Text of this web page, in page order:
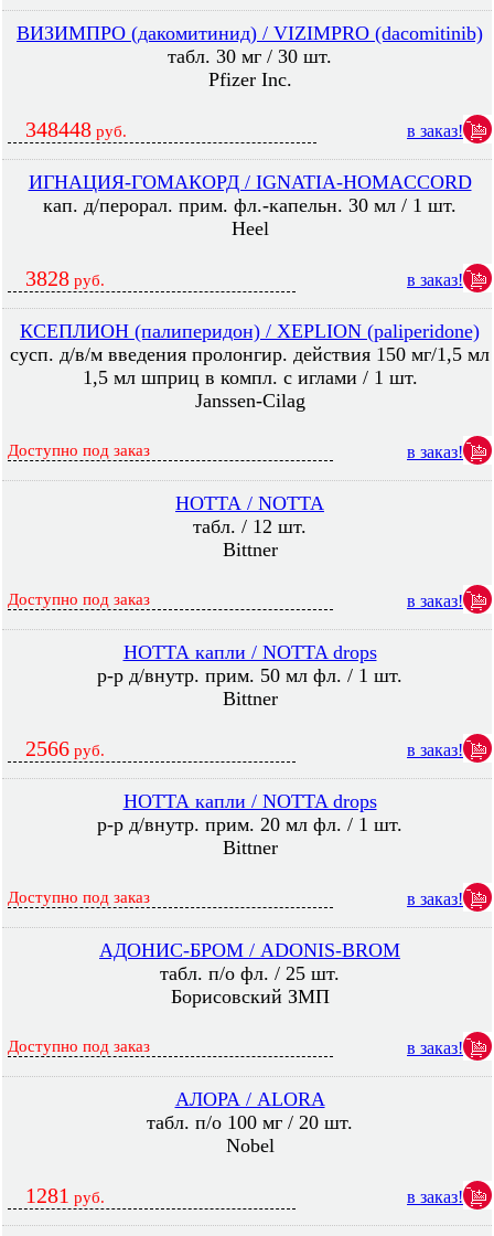
ВИЗИМПРО (дакомитинид) / VIZIMPRO (dacomitinib)
табл. 30 мг / 30 шт.
Pfizer Inc.
348448 руб. в заказ!
ИГНАЦИЯ-ГОМАКОРД / IGNATIA-HOMACCORD
кап. д/перорал. прим. фл.-капельн. 30 мл / 1 шт.
Heel
3828 руб. в заказ!
КСЕПЛИОН (палиперидон) / XEPLION (paliperidone)
сусп. д/в/м введения пролонгир. действия 150 мг/1,5 мл
1,5 мл шприц в компл. с иглами / 1 шт.
Janssen-Cilag
Доступно под заказ в заказ!
НОТТА / NOTTA
табл. / 12 шт.
Bittner
Доступно под заказ в заказ!
НОТТА капли / NOTTA drops
р-р д/внутр. прим. 50 мл фл. / 1 шт.
Bittner
2566 руб. в заказ!
НОТТА капли / NOTTA drops
р-р д/внутр. прим. 20 мл фл. / 1 шт.
Bittner
Доступно под заказ в заказ!
АДОНИС-БРОМ / ADONIS-BROM
табл. п/о фл. / 25 шт.
Борисовский ЗМП
Доступно под заказ в заказ!
АЛОРА / ALORA
табл. п/о 100 мг / 20 шт.
Nobel
1281 руб. в заказ!